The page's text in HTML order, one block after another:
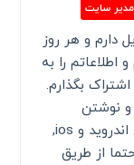
مدیر سایت
دارم و هر روز
را به
بگذارم.
و نوشتن
اسکریپت های سمت وب, اپلیکیشن های اندروید و ios,
از طریق